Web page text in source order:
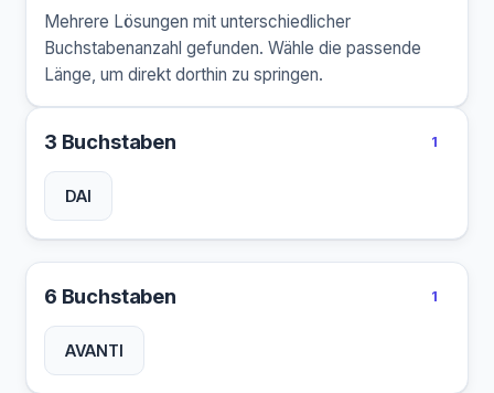
Mehrere Lösungen mit unterschiedlicher
Buchstabenanzahl gefunden. Wähle die passende
Länge, um direkt dorthin zu springen.
3 Buchstaben 1
DAI
6 Buchstaben 1
AVANTI